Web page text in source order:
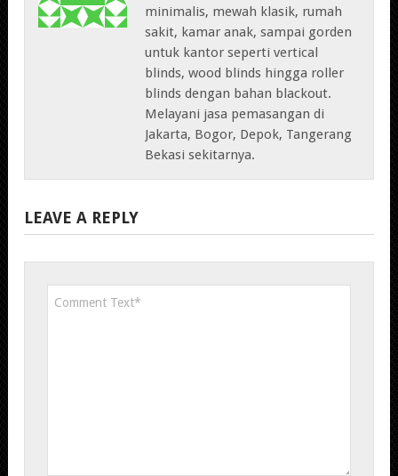
minimalis, mewah klasik, rumah
sakit, kamar anak, sampai gorden
untuk kantor seperti vertical
blinds, wood blinds hingga roller
blinds dengan bahan blackout.
Melayani jasa pemasangan di
Jakarta, Bogor, Depok, Tangerang
Bekasi sekitarnya.
LEAVE A REPLY